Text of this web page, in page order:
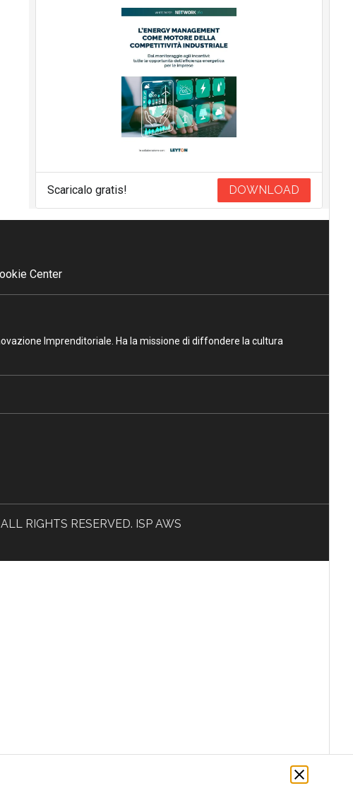
Scaricalo gratis! DOWNLOAD
Center
Imprenditoriale. Ha la missione di diffondere la cultura
RIGHTS RESERVED. ISP AWS